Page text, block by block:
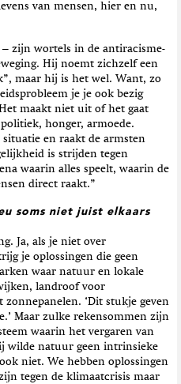
van mensen, hier en nu,
– zijn wortels in de antiracisme-
Hij noemt zichzelf een
maar hij is het wel. Want, zo
je je ook bezig
maakt niet uit of het gaat
honger, armoede.
en raakt de armsten
is strijden tegen
waarin alles speelt, waarin de
direct raakt.”
soms niet juist elkaars
Ja, als je niet over
je oplossingen die geen
waar natuur en lokale
landroof voor
‘Dit stukje geven
Maar zulke rekensommen zijn
waarin het vergaren van
wilde natuur geen intrinsieke
niet. We hebben oplossingen
tegen de klimaatcrisis maar